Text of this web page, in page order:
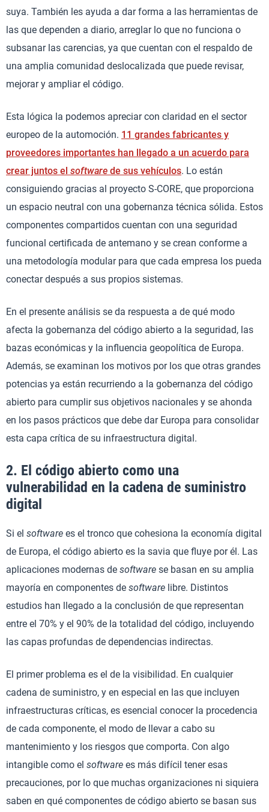
suya. También les ayuda a dar forma a las herramientas de
las que dependen a diario, arreglar lo que no funciona o
subsanar las carencias, ya que cuentan con el respaldo de
una amplia comunidad deslocalizada que puede revisar,
mejorar y ampliar el código.
Esta lógica la podemos apreciar con claridad en el sector
europeo de la automoción. 11 grandes fabricantes y
proveedores importantes han llegado a un acuerdo para
crear juntos el software de sus vehículos. Lo están
consiguiendo gracias al proyecto S-CORE, que proporciona
un espacio neutral con una gobernanza técnica sólida. Estos
componentes compartidos cuentan con una seguridad
funcional certificada de antemano y se crean conforme a
una metodología modular para que cada empresa los pueda
conectar después a sus propios sistemas.
En el presente análisis se da respuesta a de qué modo
afecta la gobernanza del código abierto a la seguridad, las
bazas económicas y la influencia geopolítica de Europa.
Además, se examinan los motivos por los que otras grandes
potencias ya están recurriendo a la gobernanza del código
abierto para cumplir sus objetivos nacionales y se ahonda
en los pasos prácticos que debe dar Europa para consolidar
esta capa crítica de su infraestructura digital.
2. El código abierto como una
vulnerabilidad en la cadena de suministro
digital
Si el software es el tronco que cohesiona la economía digital
de Europa, el código abierto es la savia que fluye por él. Las
aplicaciones modernas de software se basan en su amplia
mayoría en componentes de software libre. Distintos
estudios han llegado a la conclusión de que representan
entre el 70% y el 90% de la totalidad del código, incluyendo
las capas profundas de dependencias indirectas.
El primer problema es el de la visibilidad. En cualquier
cadena de suministro, y en especial en las que incluyen
infraestructuras críticas, es esencial conocer la procedencia
de cada componente, el modo de llevar a cabo su
mantenimiento y los riesgos que comporta. Con algo
intangible como el software es más difícil tener esas
precauciones, por lo que muchas organizaciones ni siquiera
saben en qué componentes de código abierto se basan sus